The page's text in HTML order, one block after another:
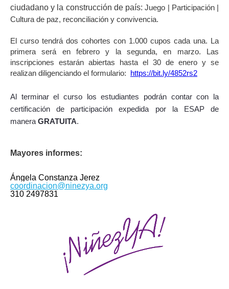
ciudadano y la construcción de país: Juego | Participación |
Cultura de paz, reconciliación y convivencia.
El curso tendrá dos cohortes con 1.000 cupos cada una. La
primera será en febrero y la segunda, en marzo. Las
inscripciones estarán abiertas hasta el 30 de enero y se
realizan diligenciando el formulario: https://bit.ly/4852rs2
Al terminar el curso los estudiantes podrán contar con la
certificación de participación expedida por la ESAP de
manera GRATUITA.
Mayores informes:
Ángela Constanza Jerez
coordinacion@ninezya.org
310 2497831